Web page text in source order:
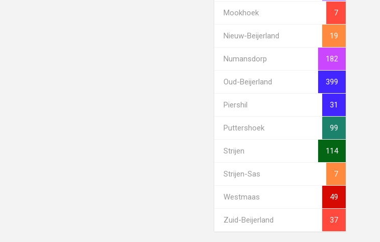
Mookhoek 7
Nieuw-Beijerland 19
Numansdorp 182
Oud-Beijerland 399
Piershil 31
Puttershoek 99
Strijen 114
Strijen-Sas 7
Westmaas 49
Zuid-Beijerland 37